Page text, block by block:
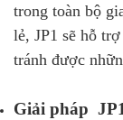
trong toàn bộ
lẻ, JP1 sẽ hỗ
tránh được
Giải pháp